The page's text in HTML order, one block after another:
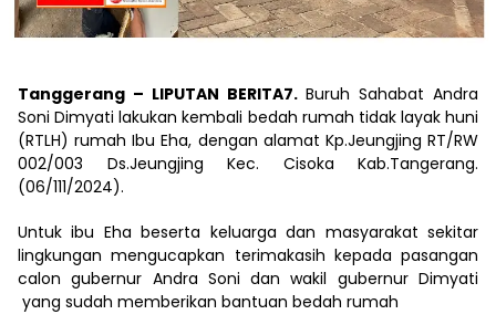
Tanggerang – LIPUTAN BERITA7.Buruh Sahabat Andra
Soni Dimyati lakukan kembali bedah rumah tidak layak huni
(RTLH) rumah Ibu Eha, dengan alamat Kp.Jeungjing RT/RW
002/003 Ds.Jeungjing Kec. Cisoka Kab.Tangerang.
(06/111/2024).
Untuk ibu Eha beserta keluarga dan masyarakat sekitar
lingkungan mengucapkan terimakasih kepada pasangan
calon gubernur Andra Soni dan wakil gubernur Dimyati
yang sudah memberikan bantuan bedah rumah